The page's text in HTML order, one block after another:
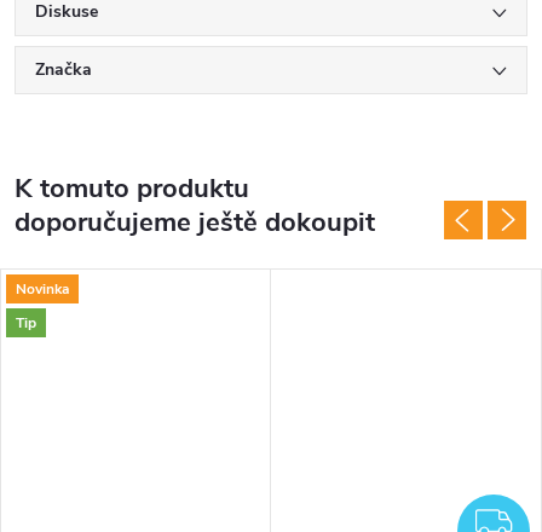
Diskuse
Značka
K tomuto produktu
doporučujeme ještě dokoupit
Novinka
Tip